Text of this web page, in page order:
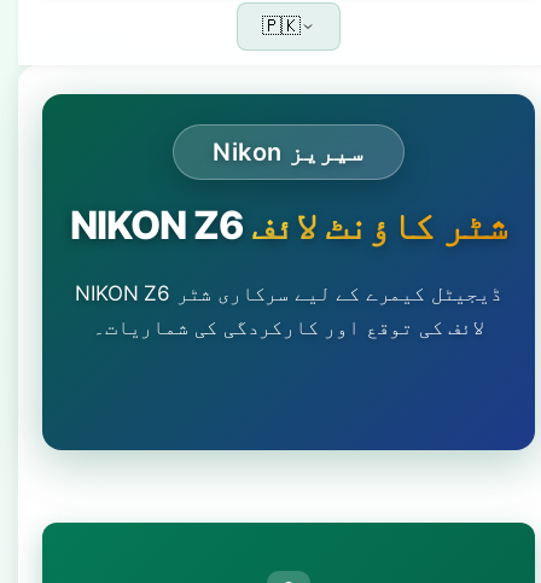
🇵🇰
Nikon سیریز
NIKON Z6 شٹر کاؤنٹ لائف
NIKON Z6 ڈیجیٹل کیمرے کے لیے سرکاری شٹر
لائف کی توقع اور کارکردگی کی شماریات۔